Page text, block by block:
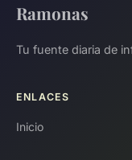
Ramonas
Tu fuente diaria de
ENLACES
Inicio